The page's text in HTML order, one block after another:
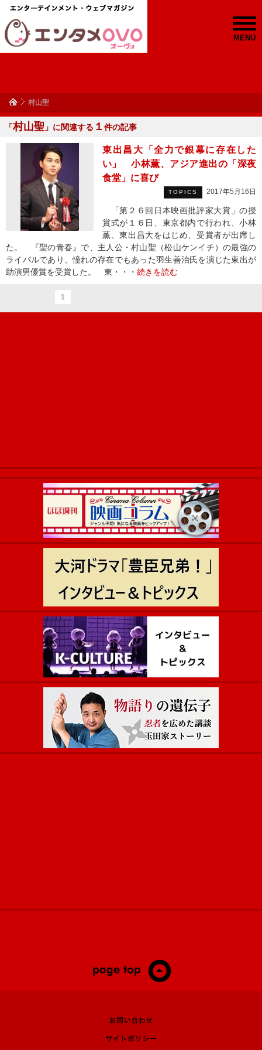
MENU
村山聖
「村山聖 」に関連する １ 件の記事
東出昌大「全力で銀幕に存在した
い」 小林薫、アジア進出の「深夜
食堂」に喜び
TOPICS 2017年5月16日
「第２６回日本映画批評家大賞」の授
賞式が１６日、東京都内で行われ、小林
薫、東出昌大をはじめ、受賞者が出席し
た。 『聖の青春』で、主人公・村山聖（松山ケンイチ）の最強の
ライバルであり、憧れの存在でもあった羽生善治氏を演じた東出が
助演男優賞を受賞した。 東・・・ 続きを読む
1